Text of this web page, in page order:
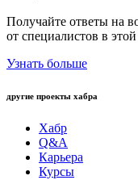
Получайте ответы на
от специалистов в
Узнать больше
другие проекты хабра
Хабр
Q&A
Карьера
Курсы